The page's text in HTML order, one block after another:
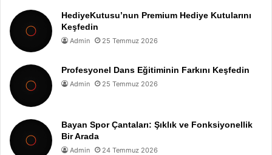
HediyeKutusu’nun Premium Hediye Kutularını
Keşfedin
Admin 25 Temmuz 2026
Profesyonel Dans Eğitiminin Farkını Keşfedin
Admin 25 Temmuz 2026
Bayan Spor Çantaları: Şıklık ve Fonksiyonellik
Bir Arada
Admin 24 Temmuz 2026